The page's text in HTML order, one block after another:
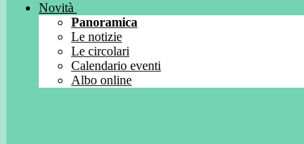
Novità
Panoramica
Le notizie
Le circolari
Calendario eventi
Albo online